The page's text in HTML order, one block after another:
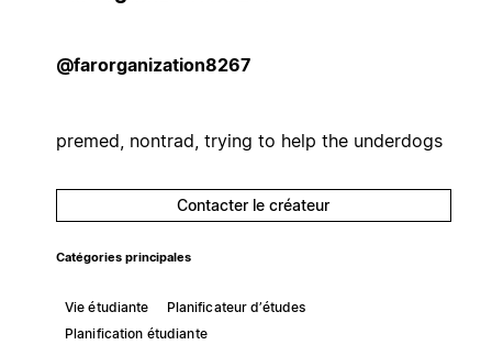
@farorganization8267
premed, nontrad, trying to help the underdogs
Contacter le créateur
Catégories principales
Vie étudiante
Planificateur d’études
Planification étudiante